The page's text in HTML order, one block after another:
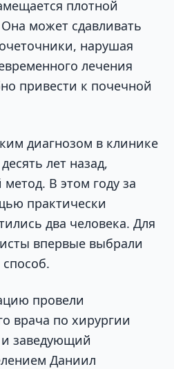
плотной
может сдавливать
нарушая
лечения
привести к почечной
диагнозом в клинике
лет назад,
В этом году за
практически
два человека. Для
впервые выбрали
провели
врача по хирургии
заведующий
Даниил